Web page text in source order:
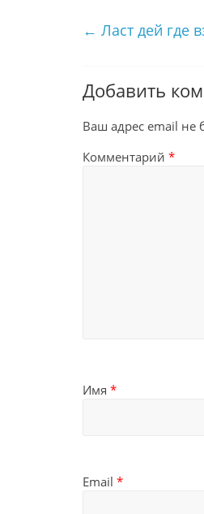
← Ласт дей где
Добавить
Ваш адрес email не
Комментарий *
Имя *
Email *